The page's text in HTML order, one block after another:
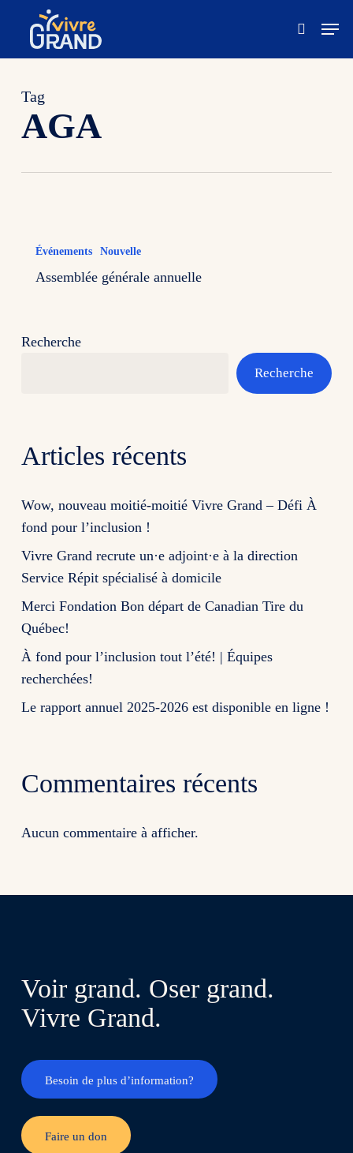
main
Menu
Tag
AGA
Événements Nouvelle
Assemblée générale annuelle
Recherche
Recherche
Articles récents
Wow, nouveau moitié-moitié Vivre Grand – Défi À
fond pour l’inclusion !
Vivre Grand recrute un·e adjoint·e à la direction
Service Répit spécialisé à domicile
Merci Fondation Bon départ de Canadian Tire du
Québec!
À fond pour l’inclusion tout l’été! | Équipes
recherchées!
Le rapport annuel 2025-2026 est disponible en ligne !
Commentaires récents
Aucun commentaire à afficher.
Voir grand. Oser grand.
Vivre Grand.
Besoin de plus d’information?
Faire un don